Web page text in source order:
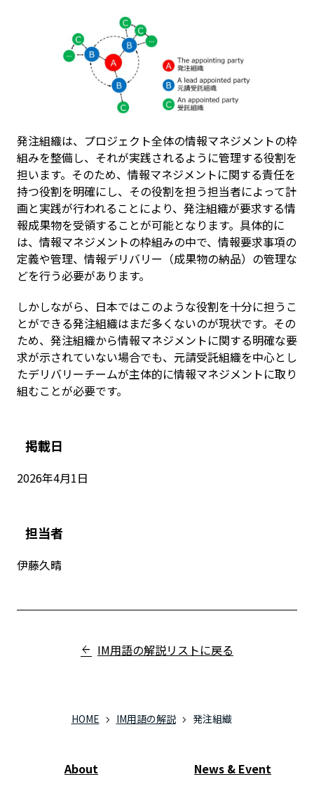
発注組織は、プロジェクト全体の情報マネジメントの枠
組みを整備し、それが実践されるように管理する役割を
担います。そのため、情報マネジメントに関する責任を
持つ役割を明確にし、その役割を担う担当者によって計
画と実践が行われることにより、発注組織が要求する情
報成果物を受領することが可能となります。具体的に
は、情報マネジメントの枠組みの中で、情報要求事項の
定義や管理、情報デリバリー（成果物の納品）の管理な
どを行う必要があります。
しかしながら、日本ではこのような役割を十分に担うこ
とができる発注組織はまだ多くないのが現状です。その
ため、発注組織から情報マネジメントに関する明確な要
求が示されていない場合でも、元請受託組織を中心とし
たデリバリーチームが主体的に情報マネジメントに取り
組むことが必要です。
掲載日
2026年4月1日
担当者
伊藤久晴
IM用語の解説リストに戻る
HOME IM用語の解説 発注組織
About News & Event